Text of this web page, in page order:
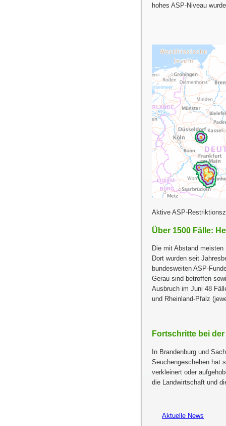
hohes ASP-Niveau
Aktive ASP-
Über 1500 Fälle:
Die mit Abstand
Dort wurden seit
bundesweiten ASP-
Gerau sind betroffen
Ausbruch im Juni 48
und Rheinland-Pfalz
Fortschritte bei
In Brandenburg und
Seuchengeschehen hat
verkleinert oder
die Landwirtschaft und
Aktuelle News